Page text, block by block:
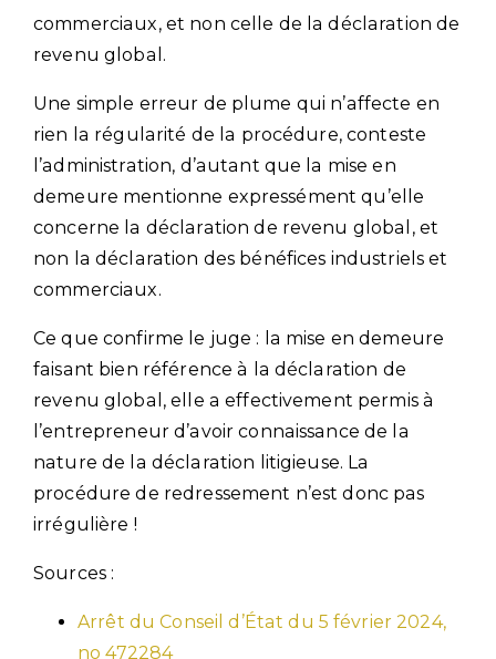
commerciaux, et non celle de la déclaration de
revenu global.
Une simple erreur de plume qui n’affecte en
rien la régularité de la procédure, conteste
l’administration, d’autant que la mise en
demeure mentionne expressément qu’elle
concerne la déclaration de revenu global, et
non la déclaration des bénéfices industriels et
commerciaux.
Ce que confirme le juge : la mise en demeure
faisant bien référence à la déclaration de
revenu global, elle a effectivement permis à
l’entrepreneur d’avoir connaissance de la
nature de la déclaration litigieuse. La
procédure de redressement n’est donc pas
irrégulière !
Sources :
Arrêt du Conseil d’État du 5 février 2024,
no 472284